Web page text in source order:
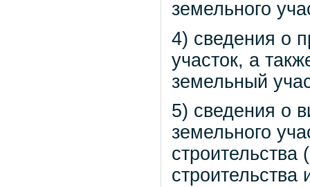
земельного
4) сведения о
участок, а
земельный
5) сведения о
земельного